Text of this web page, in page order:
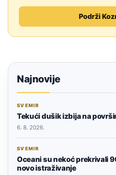
Podrži
Najnovije
SVEMIR
Tekući dušik izbija na
6. 8. 2026.
SVEMIR
Oceani su nekoć prekrivali
novo istraživanje